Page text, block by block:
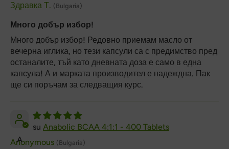
Здравка Т. (Bulgaria)
Много добър избор!
Много добър избор! Редовно приемам масло от
вечерна иглика, но тези капсули са с предимство пред
останалите, тъй като дневната доза е само в една
капсула! А и марката производител е надеждна. Пак
ще си поръчам за следващия курс.
A
Anabolic BCAA 4:1:1 - 400 Tablets
Anonymous (Bulgaria)